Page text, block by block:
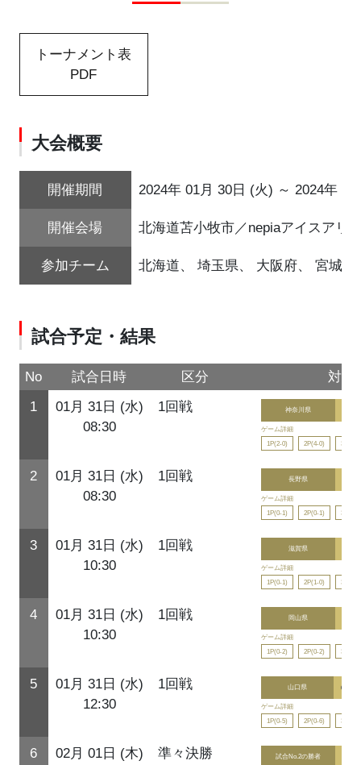
トーナメント表
PDF
大会概要
開催期間 2024年 01月 30日 (火) ～ 2024年
開催会場 北海道苫小牧市／nepiaアイスアリ
参加チーム 北海道、 埼玉県、 大阪府、 宮城
試合予定・結果
No 試合日時 区分
対戦
1
01月 31日 (水)
08:30
1回戦 神奈川県
ゲーム詳細
1P(2-0)
2P(4-0) 3P(3-0)
2
01月 31日 (水)
08:30
1回戦 長野県
ゲーム詳細
1P(0-1)
2P(0-1) 3P(0-3)
3
01月 31日 (水)
10:30
1回戦 滋賀県
ゲーム詳細
1P(0-1)
2P(1-0) 3P(0-1)
4
01月 31日 (水)
10:30
1回戦 岡山県
ゲーム詳細
1P(0-2)
2P(0-2) 3P(0-2)
5
01月 31日 (水)
12:30
1回戦 山口県 0
ゲーム詳細
1P(0-5)
2P(0-6) 3P(0-6)
6
02月 01日 (木)
準々決勝 試合No.2の勝者